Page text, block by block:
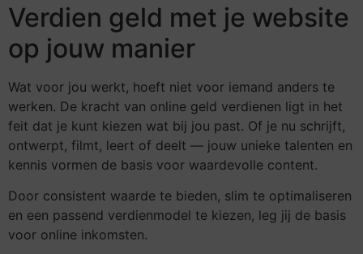
Verdien geld met je website
op jouw manier
Wat voor jou werkt, hoeft niet voor iemand anders te
werken. De kracht van online geld verdienen ligt in het
feit dat je kunt kiezen wat bij jou past. Of je nu schrijft,
ontwerpt, filmt, leert of deelt — jouw unieke talenten en
kennis vormen de basis voor waardevolle content.
Door consistent waarde te bieden, slim te optimaliseren
en een passend verdienmodel te kiezen, leg jij de basis
voor online inkomsten.